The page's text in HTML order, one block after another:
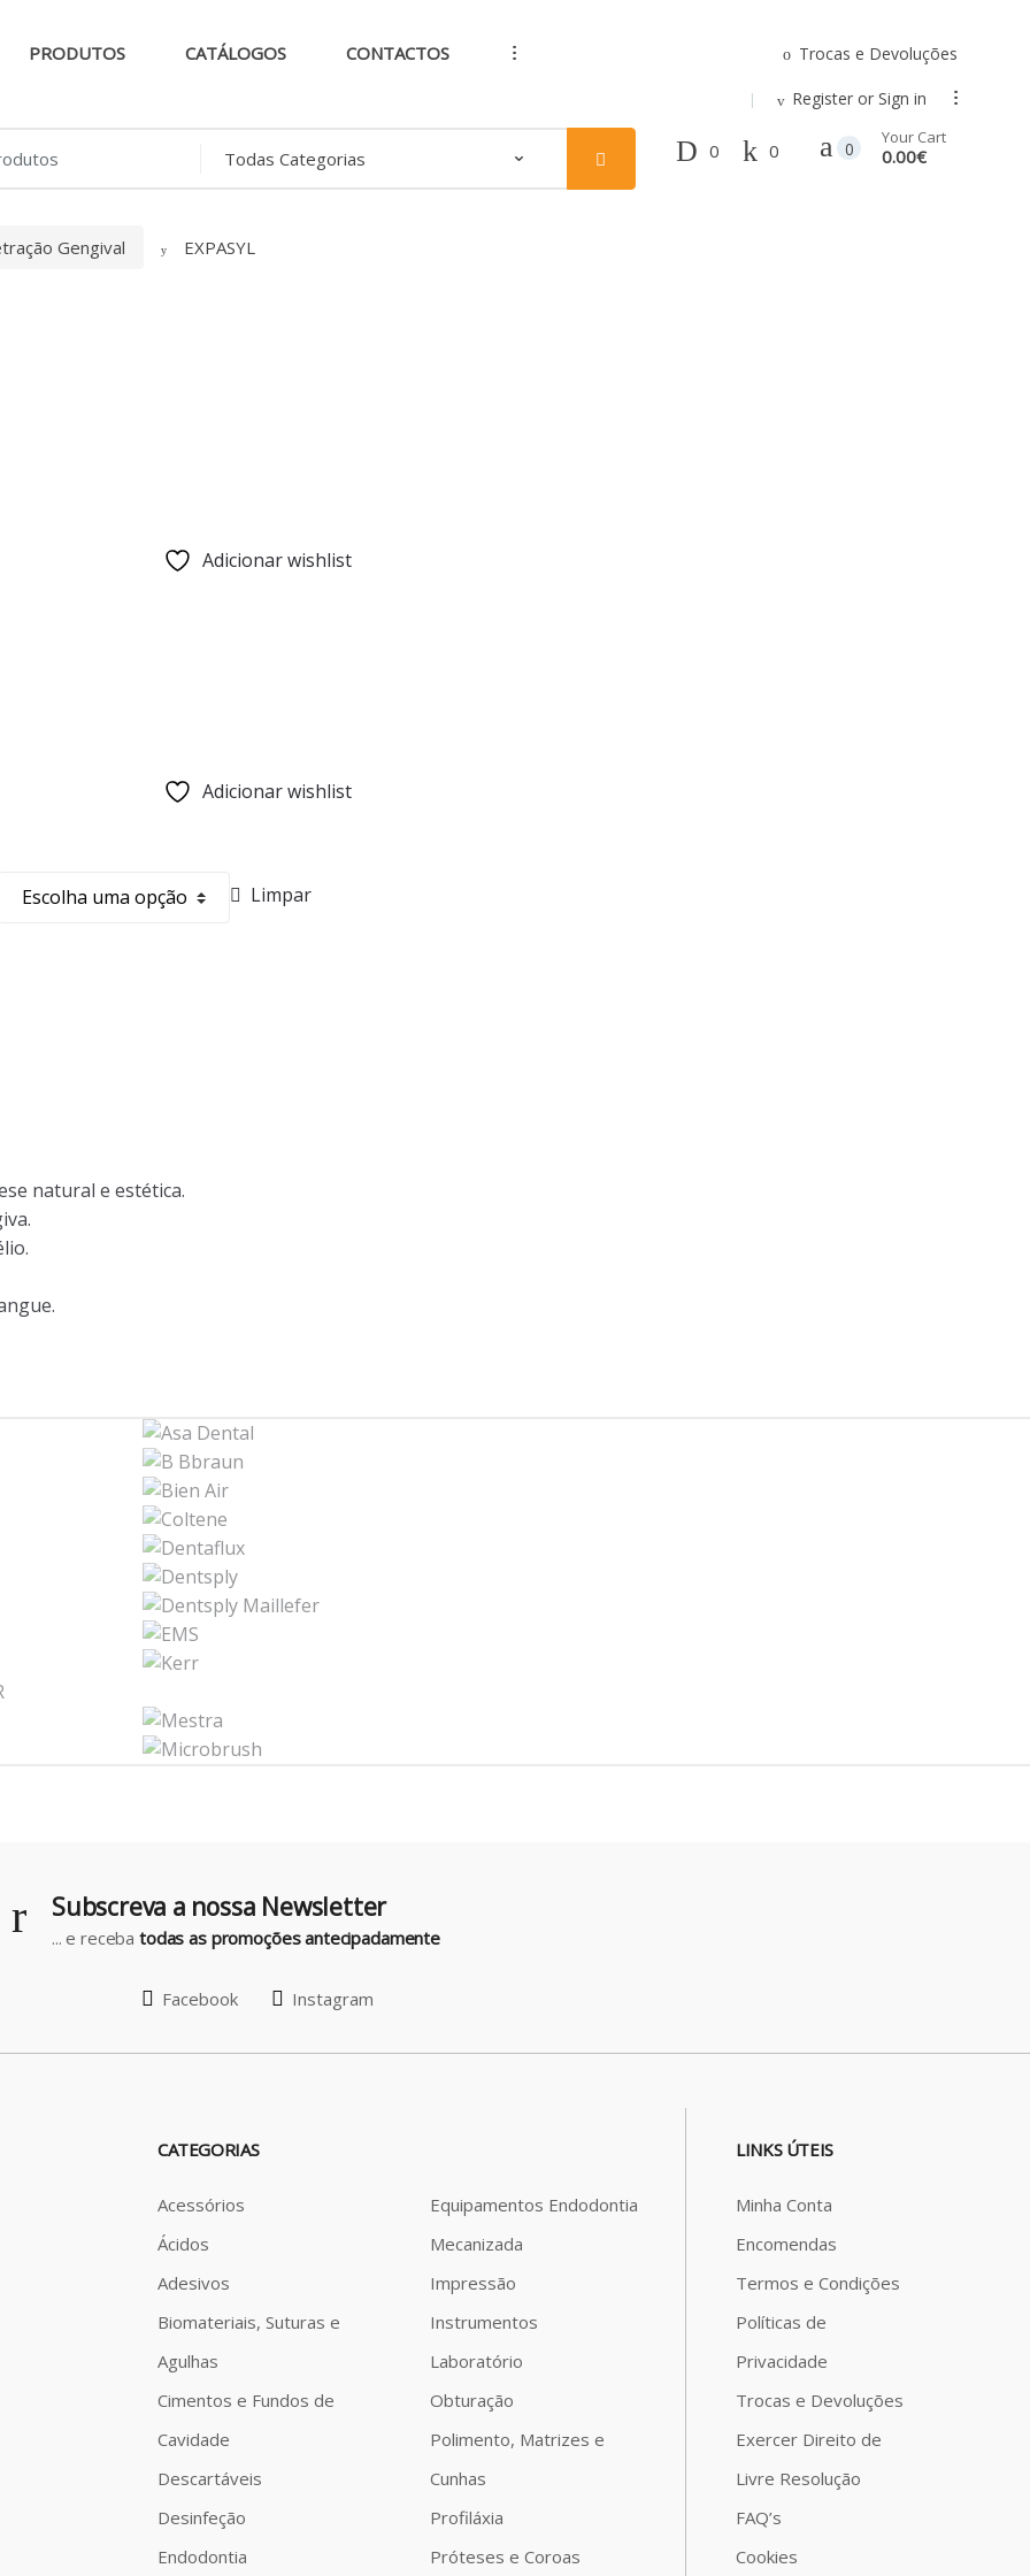
PRODUTOS CATÁLOGOS CONTACTOS ... Trocas e Devoluções
Register or Sign in ...
0 0 0
Your Cart
0.00€
Gengival EXPASYL
Adicionar wishlist
Adicionar wishlist
Limpar
natural e estética.
Subscreva a nossa Newsletter
... e recebatodas as promoções antecipadamente
Facebook Instagram
CATEGORIAS
Acessórios
Ácidos
Adesivos
Biomateriais, Suturas e
Agulhas
Cimentos e Fundos de
Cavidade
Descartáveis
Desinfeção
Endodontia
Equipamentos Endodontia
Mecanizada
Impressão
Instrumentos
Laboratório
Obturação
Polimento, Matrizes e
Cunhas
Profiláxia
Próteses e Coroas
LINKS ÚTEIS
Minha Conta
Encomendas
Termos e Condições
Políticas de
Privacidade
Trocas e Devoluções
Exercer Direito de
Livre Resolução
FAQ’s
Cookies